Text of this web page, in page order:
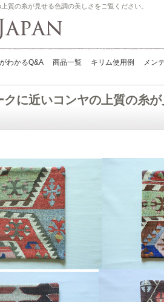
質の糸が見せる色調の美しさをご覧ください。
わかるQ&A 商品一覧 キリム使用例 メン
クに近いコンヤの上質の糸